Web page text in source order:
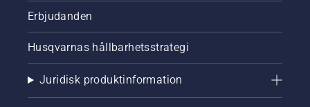
Erbjudanden
Husqvarnas hållbarhetsstrategi
Juridisk produktinformation